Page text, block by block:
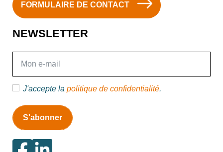
FORMULAIRE DE CONTACT
NEWSLETTER
J'accepte la politique de confidentialité.